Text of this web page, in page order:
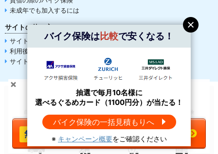
未成年でも加入するには
サイトの使い方
サイトの使い方
利用後の流れ
サイトマップ
傷害保険 ペット保険 電気料金比較 SIM比較
バイク保険は 比較で安くなる！
抽選で毎月10名様に
選べるぐるめカード（1100円分）が当たる！
バイク保険の一括見積もりへ
※ キャンペーン概要をご確認ください
選べるぐるめカード（1100円分）
が当たる！ （キャンペーン概要
今すぐ一括見積もりへ